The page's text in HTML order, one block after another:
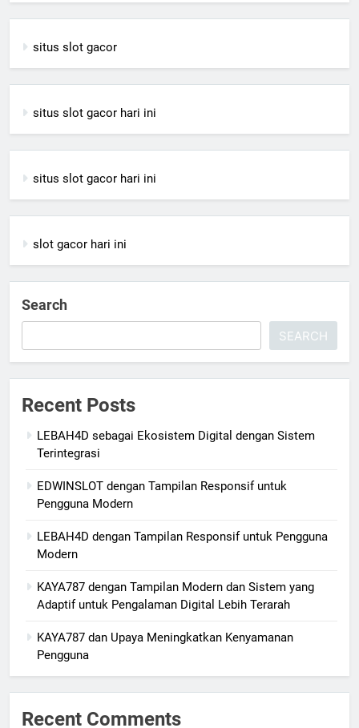
situs slot gacor
situs slot gacor hari ini
situs slot gacor hari ini
slot gacor hari ini
Search
SEARCH
Recent Posts
LEBAH4D sebagai Ekosistem Digital dengan Sistem
Terintegrasi
EDWINSLOT dengan Tampilan Responsif untuk
Pengguna Modern
LEBAH4D dengan Tampilan Responsif untuk Pengguna
Modern
KAYA787 dengan Tampilan Modern dan Sistem yang
Adaptif untuk Pengalaman Digital Lebih Terarah
KAYA787 dan Upaya Meningkatkan Kenyamanan
Pengguna
Recent Comments